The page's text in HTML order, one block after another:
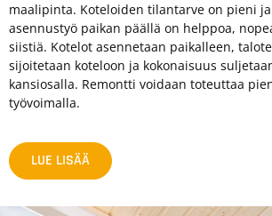
maalipinta. Koteloiden tilantarve on pieni ja
asennustyö paikan päällä on helppoa,
siistiä. Kotelot asennetaan paikalleen,
sijoitetaan koteloon ja kokonaisuus
kansiosalla. Remontti voidaan toteuttaa
työvoimalla.
LUE LISÄÄ